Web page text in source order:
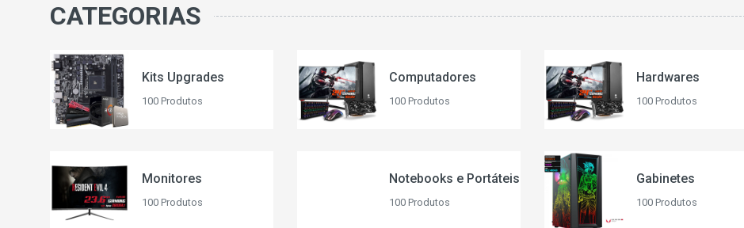
CATEGORIAS
Kits Upgrades
100 Produtos
Computadores
100 Produtos
Hardwares
100 Produtos
Monitores
100 Produtos
Notebooks e Portáteis
100 Produtos
Gabinetes
100 Produtos